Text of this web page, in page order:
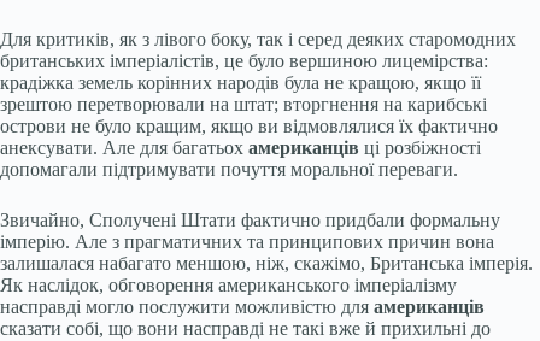
Для критиків, як з лівого боку, так і серед деяких старомодних
британських імперіалістів, це було вершиною лицемірства:
крадіжка земель корінних народів була не кращою, якщо її
зрештою перетворювали на штат; вторгнення на карибські
острови не було кращим, якщо ви відмовлялися їх фактично
анексувати. Але для багатьох американців ці розбіжності
допомагали підтримувати почуття моральної переваги.
Звичайно, Сполучені Штати фактично придбали формальну
імперію. Але з прагматичних та принципових причин вона
залишалася набагато меншою, ніж, скажімо, Британська імперія.
Як наслідок, обговорення американського імперіалізму
насправді могло послужити можливістю для американців
сказати собі, що вони насправді не такі вже й прихильні до